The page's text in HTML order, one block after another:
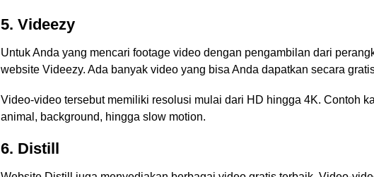
5. Videezy
Untuk Anda yang mencari footage video dengan pengambilan dari
website Videezy. Ada banyak video yang bisa Anda dapatkan secara
Video-video tersebut memiliki resolusi mulai dari HD hingga 4K. Contoh
animal, background, hingga slow motion.
6. Distill